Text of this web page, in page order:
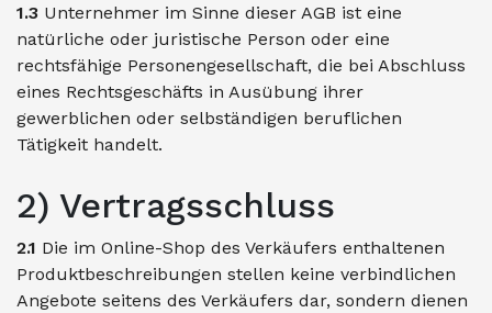
1.3 Unternehmer im Sinne dieser AGB ist eine
natürliche oder juristische Person oder eine
rechtsfähige Personengesellschaft, die bei Abschluss
eines Rechtsgeschäfts in Ausübung ihrer
gewerblichen oder selbständigen beruflichen
Tätigkeit handelt.
2) Vertragsschluss
2.1 Die im Online-Shop des Verkäufers enthaltenen
Produktbeschreibungen stellen keine verbindlichen
Angebote seitens des Verkäufers dar, sondern dienen